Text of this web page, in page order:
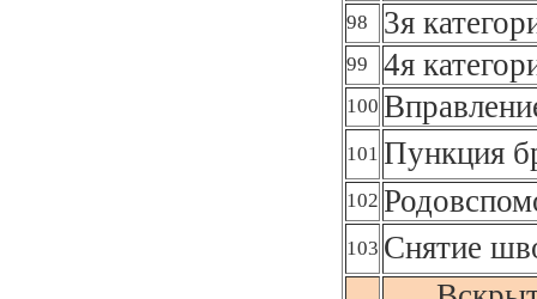
98 3я
99 4я
100
101 Пункция
102
103 Снятие